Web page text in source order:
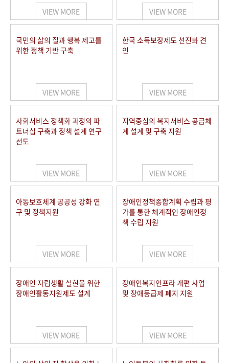
VIEW MORE VIEW MORE
국민의 삶의 질과 행복 제고를
위한 정책 기반 구축
VIEW MORE
한국 소득보장제도 선진화 견
인
VIEW MORE
사회서비스 정책화 과정의 파
트너십 구축과 정책 설계 연구
선도
VIEW MORE
지역중심의 복지서비스 공급체
계 설계 및 구축 지원
VIEW MORE
아동보호체계 공공성 강화 연
구 및 정책지원
VIEW MORE
장애인정책종합계획 수립과 평
가를 통한 체계적인 장애인정
책 수립 지원
VIEW MORE
장애인 자립생활 실현을 위한
장애인활동지원제도 설계
VIEW MORE
장애인복지인프라 개편 사업
및 장애등급제 폐지 지원
VIEW MORE